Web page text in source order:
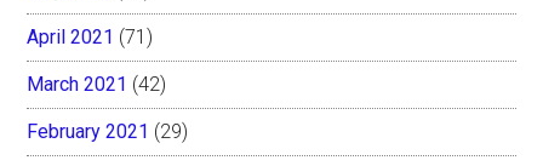
April 2021 (71)
March 2021 (42)
February 2021 (29)